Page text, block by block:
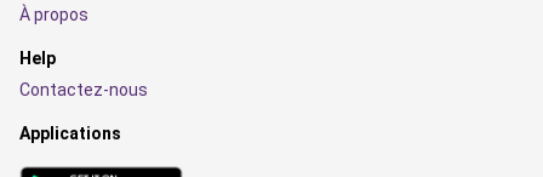
À propos
Help
Contactez-nous
Applications